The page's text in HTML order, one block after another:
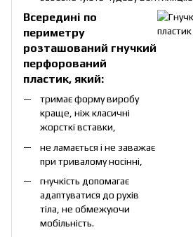
Всередині по
периметру
розташований гнучкий
перфорований
пластик, який:
тримaє форму виробу
краще, ніж класичні
жорсткі вставки,
не ламається і не заважає
при тривалому носінні,
гнучкість допомагає
адаптуватися до рухів
тіла, не обмежуючи
мобільність.